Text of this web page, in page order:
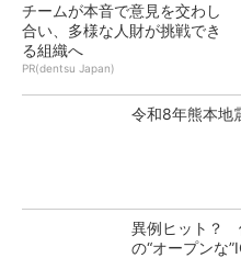
チームが本音で意見を交わし
合い、多様な人財が挑戦でき
る組織へ
PR(dentsu Japan)
令和8年熊本地
異例ヒット？
の“オープンな